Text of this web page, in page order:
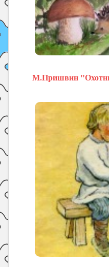
М.Пришвин